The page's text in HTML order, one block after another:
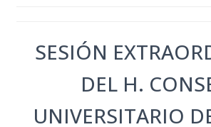
SESIÓN
DEL H.
UNIVERSITARIO